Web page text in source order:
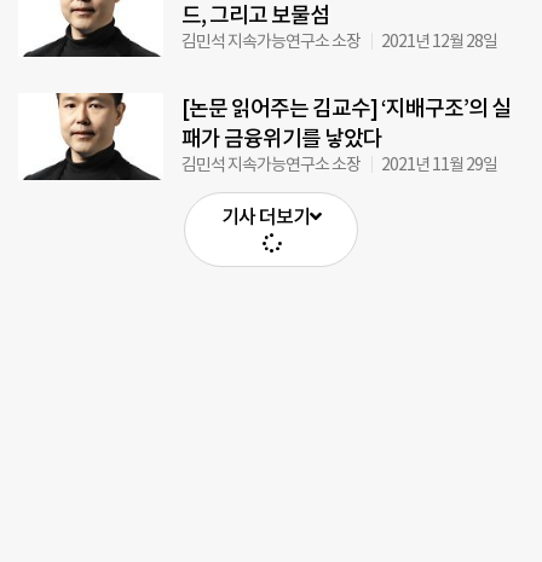
드, 그리고 보물섬
김민석 지속가능연구소 소장 2021년 12월 28일
[논문 읽어주는 김교수] ‘지배구조’의 실
패가 금융위기를 낳았다
김민석 지속가능연구소 소장 2021년 11월 29일
기사 더보기